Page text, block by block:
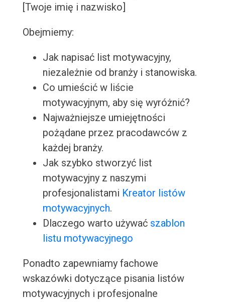
[Twoje imię i nazwisko]
Obejmiemy:
Jak napisać list motywacyjny,
niezależnie od branży i stanowiska.
Co umieścić w liście
motywacyjnym, aby się wyróżnić?
Najważniejsze umiejętności
pożądane przez pracodawców z
każdej branży.
Jak szybko stworzyć list
motywacyjny z naszymi
profesjonalistami Kreator listów
motywacyjnych.
Dlaczego warto używać szablon
listu motywacyjnego
Ponadto zapewniamy fachowe
wskazówki dotyczące pisania listów
motywacyjnych i profesjonalne